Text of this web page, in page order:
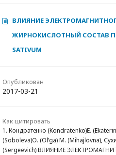
ВЛИЯНИЕ
ЖИРНОКИСЛОТНЫЙ СОСТАВ
SATIVUM
Опубликован
2017-03-21
Как цитировать
1. Кондратенко (Kondratenko)Е.
(Soboleva)О. (Ol’ga) М. (Mihajlovna),
(Sergeevich) ВЛИЯНИЕ